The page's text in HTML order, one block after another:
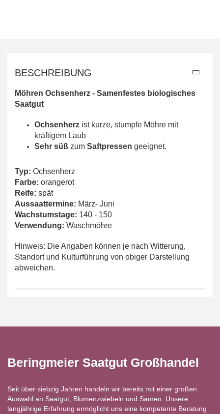
BESCHREIBUNG
Möhren Ochsenherz - Samenfestes biologisches
Saatgut
Ochsenherz ist kurze, stumpfe Möhre mit
kräftigem Laub
Sehr süß zum Saftpressen geeignet.
Typ: Ochsenherz
Farbe: orangerot
Reife: spät
Aussaattermine: März- Juni
Wachstumstage: 140 - 150
Verwendung: Waschmöhre
Hinweis: Die Angaben können je nach Witterung,
Standort und Kulturführung von obiger Darstellung
abweichen.
Beringmeier Saatgut Großhandel
Seit über siebzig Jahren handeln wir bereits mit einer großen
Auswahl an Saatgut, Blumenzwiebeln und Samen. Unsere
langjährige Erfahrung ermöglicht uns eine kompetente Beratung